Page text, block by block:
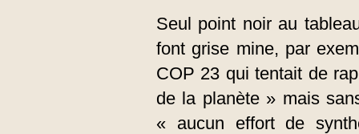
Seul point noir au
font grise mine, par
COP 23 qui tentait de
de la planète » mais
« aucun effort de